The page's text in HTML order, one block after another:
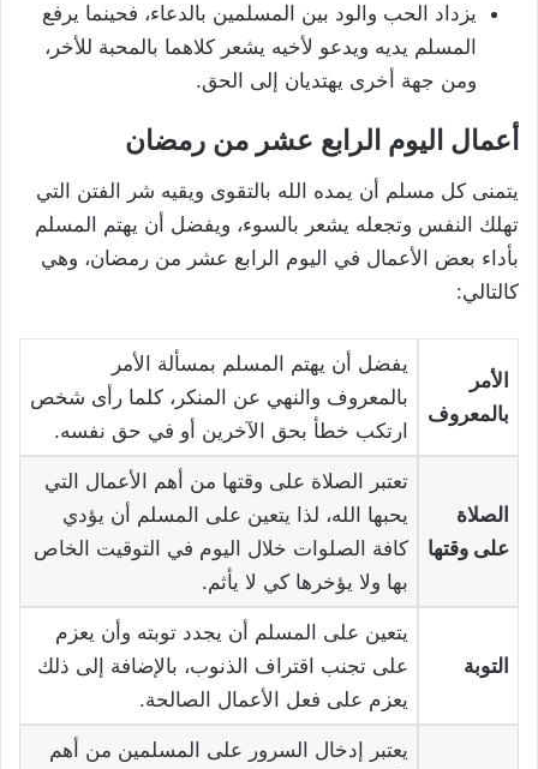
يزداد الحب والود بين المسلمين بالدعاء، فحينما يرفع
المسلم يديه ويدعو لأخيه يشعر كلاهما بالمحبة للأخر،
ومن جهة أخرى يهتديان إلى الحق.
أعمال اليوم الرابع عشر من رمضان
يتمنى كل مسلم أن يمده الله بالتقوى ويقيه شر الفتن التي
تهلك النفس وتجعله يشعر بالسوء، ويفضل أن يهتم المسلم
بأداء بعض الأعمال في اليوم الرابع عشر من رمضان، وهي
كالتالي:
الأمر
بالمعروف
يفضل أن يهتم المسلم بمسألة الأمر
بالمعروف والنهي عن المنكر، كلما رأى شخص
ارتكب خطأ بحق الآخرين أو في حق نفسه.
الصلاة
على وقتها
تعتبر الصلاة على وقتها من أهم الأعمال التي
يحبها الله، لذا يتعين على المسلم أن يؤدي
كافة الصلوات خلال اليوم في التوقيت الخاص
بها ولا يؤخرها كي لا يأثم.
التوبة
يتعين على المسلم أن يجدد توبته وأن يعزم
على تجنب اقتراف الذنوب، بالإضافة إلى ذلك
يعزم على فعل الأعمال الصالحة.
يعتبر إدخال السرور على المسلمين من أهم